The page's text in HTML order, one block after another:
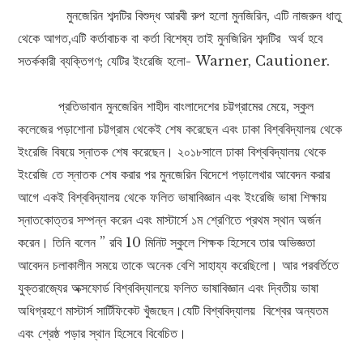
মুনজেরিন শব্দটির বিশুদ্ধ আরবী রুপ হলো মুনজিরিন, এটি নাজরুন ধাতু
থেকে আগত,এটি কর্তাবাচক বা কর্তা বিশেষ্য তাই মুনজিরিন শব্দটির অর্থ হবে
সতর্ককারী ব্যক্তিগণ; যেটির ইংরেজি হলো- Warner, Cautioner.
প্রতিভাবান মুনজেরিন শাহীদ বাংলাদেশের চট্টগ্রামের মেয়ে, স্কুল
কলেজের পড়াশোনা চট্টগ্রাম থেকেই শেষ করেছেন এবং ঢাকা বিশ্ববিদ্যালয় থেকে
ইংরেজি বিষয়ে স্নাতক শেষ করেছেন। ২০১৮সালে ঢাকা বিশ্ববিদ্যালয় থেকে
ইংরেজি তে স্নাতক শেষ করার পর মুনজেরিন বিদেশে পড়ালেখার আবেদন করার
আগে একই বিশ্ববিদ্যালয় থেকে ফলিত ভাষাবিজ্ঞান এবং ইংরেজি ভাষা শিক্ষায়
স্নাতকোত্তর সম্পন্ন করেন এবং মাস্টার্সে ১ম শ্রেণিতে প্রথম স্থান অর্জন
করেন। তিনি বলেন ” রবি 10 মিনিট স্কুলে শিক্ষক হিসেবে তার অভিজ্ঞতা
আবেদন চলাকালীন সময়ে তাকে অনেক বেশি সাহায্য করেছিলো। আর পরবর্তিতে
যুক্তরাজ্যের অক্সফোর্ড বিশ্ববিদ্যালয়ে ফলিত ভাষাবিজ্ঞান এবং দ্বিতীয় ভাষা
অধিগ্রহণে মাস্টার্স সার্টিফিকেট খুঁজছেন।যেটি বিশ্ববিদ্যালয় বিশ্বের অন্যতম
এবং শ্রেষ্ঠ পড়ার স্থান হিসেবে বিবেচিত।